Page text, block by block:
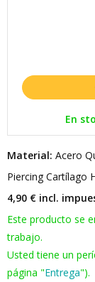
En
Material: Acero
Piercing Cartílago
4,90 € incl.
Este producto se
trabajo.
Usted tiene un
página "Entrega").